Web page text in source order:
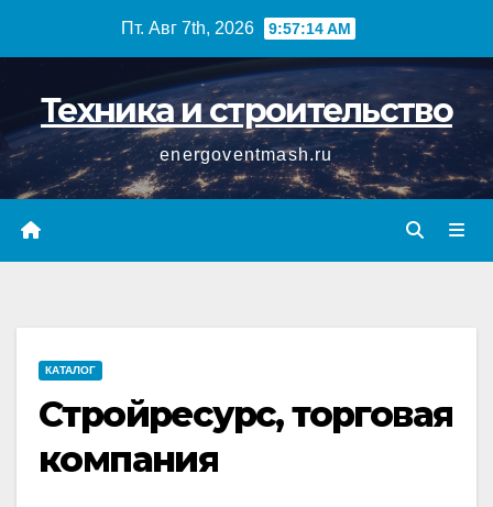
Пт. Авг 7th, 2026 9:57:14 AM
Техника и строительство
energoventmash.ru
КАТАЛОГ
Стройресурс, торговая
компания